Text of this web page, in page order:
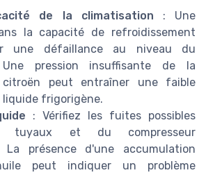
de la climatisation : Une
la capacité de refroidissement
une défaillance au niveau du
Une pression insuffisante de la
citroën peut entraîner une faible
frigorigène.
: Vérifiez les fuites possibles
tuyaux et du compresseur
La présence d'une accumulation
peut indiquer un problème